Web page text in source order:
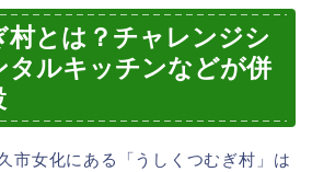
村とは？チャレンジシ
タルキッチンなどが併
市女化にある「うしくつむぎ村」は